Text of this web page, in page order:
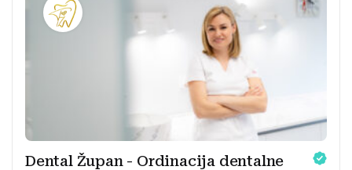
Dental Župan - Ordinacija dentalne